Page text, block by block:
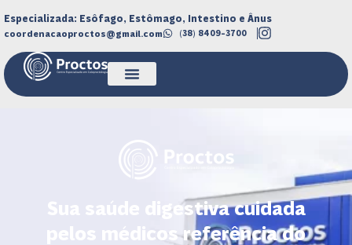
Especializada: Esôfago, Estômago, Intestino e Ânus
coordenacaoproctos@gmail.com (38) 8409-3700
Sua saúde digestiva cuidada
pelos médicos referência do